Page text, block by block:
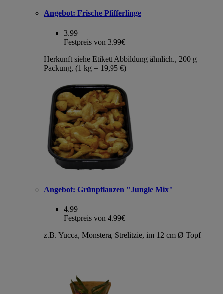
Angebot: Frische Pfifferlinge
3.99
Festpreis von 3.99€
Herkunft siehe Etikett Abbildung ähnlich., 200 g
Packung, (1 kg = 19,95 €)
Angebot: Grünpflanzen "Jungle Mix"
4.99
Festpreis von 4.99€
z.B. Yucca, Monstera, Strelitzie, im 12 cm Ø Topf